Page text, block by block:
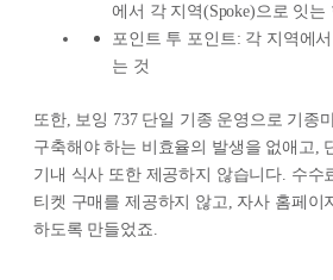
에서 각 지역(Spoke)으로 잇는
포인트 투 포인트: 각 지역에
는 것
또한, 보잉 737 단일 기종 운영으로 기종
구축해야 하는 비효율의 발생을 없애고,
기내 식사 또한 제공하지 않습니다. 수수
티켓 구매를 제공하지 않고, 자사 홈페이
하도록 만들었죠.